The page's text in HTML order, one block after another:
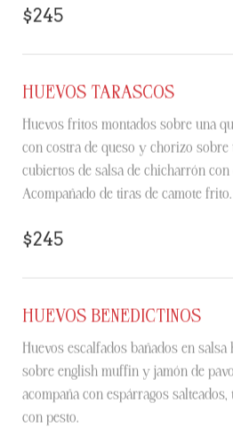
$245
HUEVOS TARASCOS
Huevos fritos montados sobre una
con costra de queso y chorizo sobre
cubiertos de salsa de chicharrón con
Acompañado de tiras de camote frito.
$245
HUEVOS BENEDICTINOS
Huevos escalfados bañados en
sobre english muffin y jamón de
acompaña con espárragos
con pesto.